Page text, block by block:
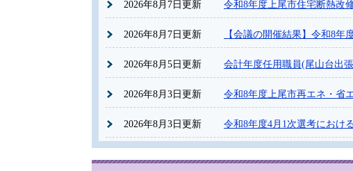
2026年8月7日更新 令和8年度上尾市住宅断熱改
2026年8月7日更新 【会議の開催結果】令和8年
2026年8月5日更新 会計年度任用職員(尾山台出
2026年8月3日更新 令和8年度上尾市再エネ・省
2026年8月3日更新 令和8年度4月1次選考におけ